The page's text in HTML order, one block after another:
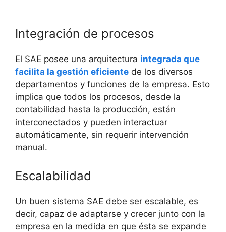
Integración de procesos
El SAE posee una arquitectura integrada que
facilita la gestión eficiente de los diversos
departamentos y funciones de la empresa. Esto
implica que todos los procesos, desde la
contabilidad hasta la producción, están
interconectados y pueden interactuar
automáticamente, sin requerir intervención
manual.
Escalabilidad
Un buen sistema SAE debe ser escalable, es
decir, capaz de adaptarse y crecer junto con la
empresa en la medida en que ésta se expande